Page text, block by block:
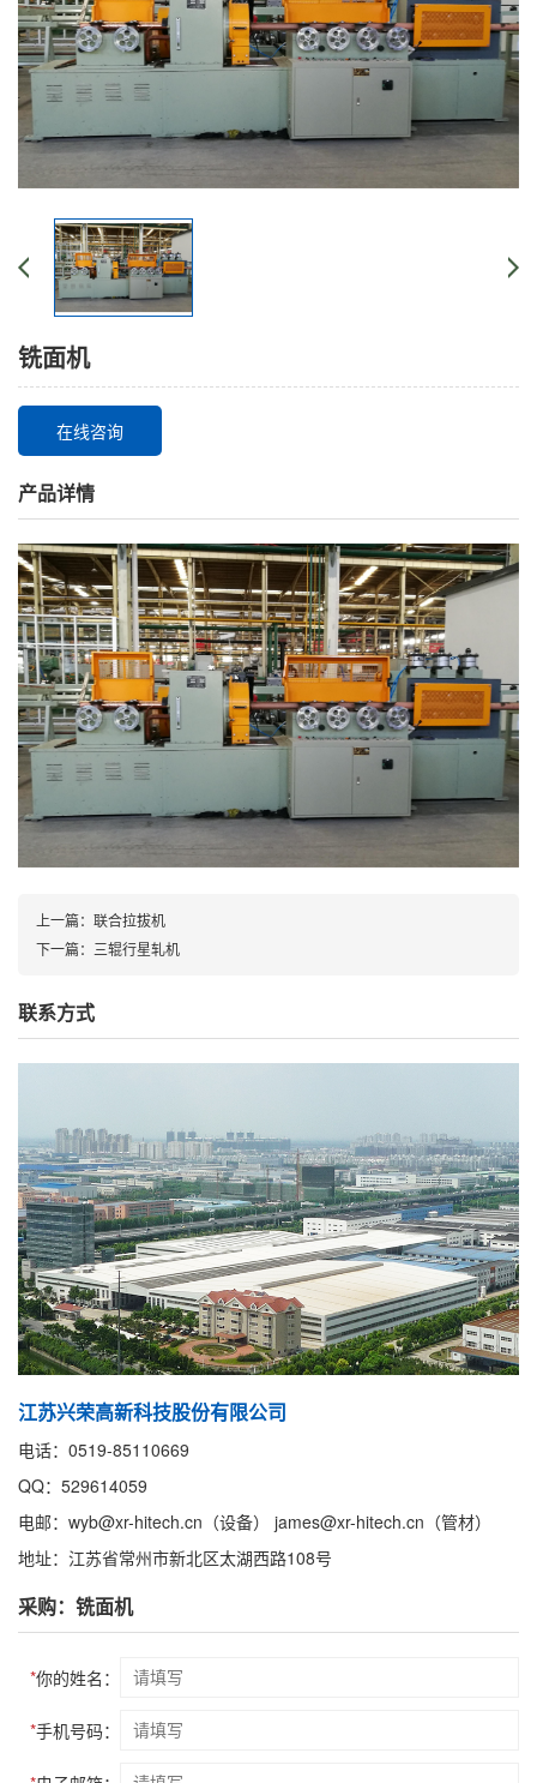
铣面机
在线咨询
产品详情
上一篇： 联合拉拔机
下一篇： 三辊行星轧机
联系方式
江苏兴荣高新科技股份有限公司
电话：0519-85110669
QQ：529614059
电邮：wyb@xr-hitech.cn（设备） james@xr-hitech.cn（管材）
地址：江苏省常州市新北区太湖西路108号
采购：铣面机
*你的姓名：
*手机号码：